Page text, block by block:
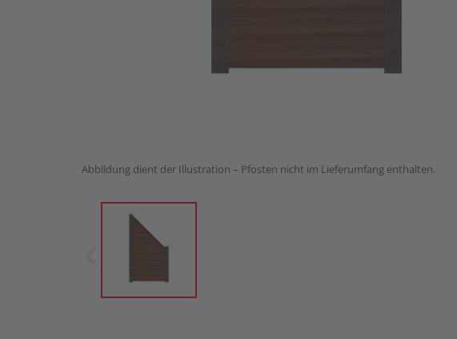
Abbildung dient der Illustration – Pfosten nicht im Lieferumfang enthalten.